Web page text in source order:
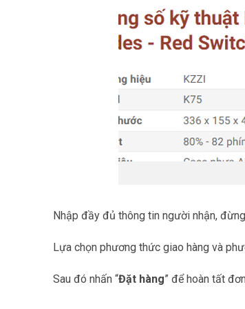
Nhập đầy đủ thông tin người nhận,
Lựa chọn phương thức giao hàng và
Sau đó nhấn “Đặt hàng” để hoàn tất